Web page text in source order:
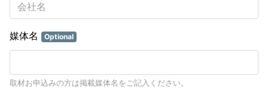
媒体名 Optional
取材お申込みの方は掲載媒体名をご記入ください。